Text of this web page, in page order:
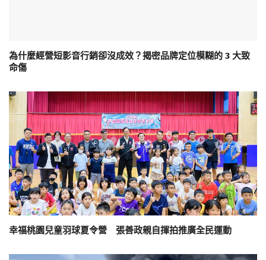
為什麼經營短影音行銷卻沒成效？揭密品牌定位模糊的 3 大致
命傷
幸福桃園兒童羽球夏令營 張善政親自揮拍推廣全民運動